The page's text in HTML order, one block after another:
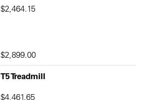
$2,464.15
$2,899.00
T5 Treadmill
$4,461.65